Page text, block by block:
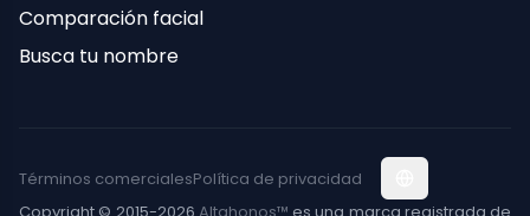
Comparación facial
Busca tu nombre
Términos comercialesPolítica de privacidad